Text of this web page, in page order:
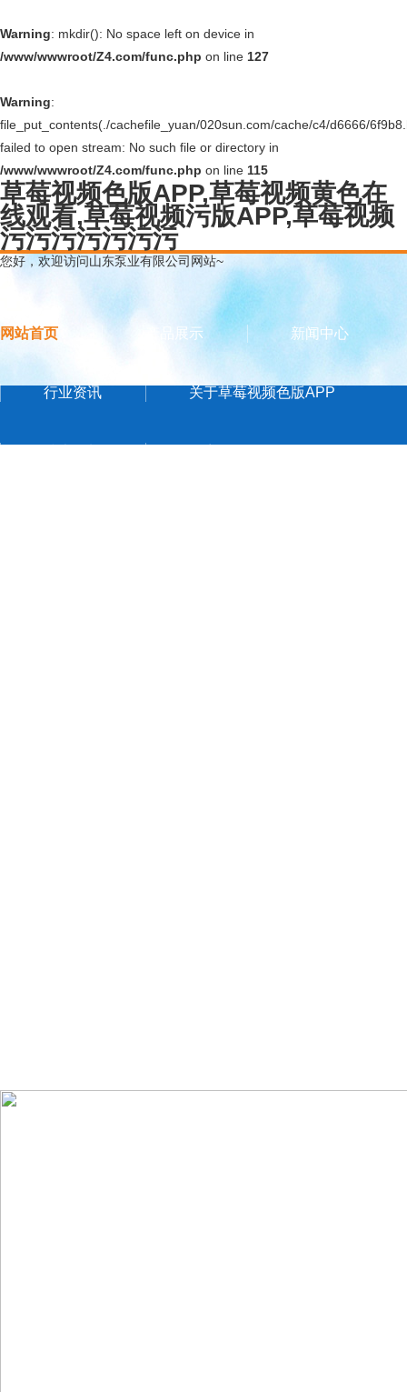
Warning: mkdir(): No space left on device in
/www/wwwroot/Z4.com/func.php on line 127
Warning:
file_put_contents(./cachefile_yuan/020sun.com/cache/c4/d6666/
failed to open stream: No such file or directory in
/www/wwwroot/Z4.com/func.php on line 115
草莓视频色版APP,草莓视频黄色在
线观看,草莓视频污版APP,草莓视频
污污污污污污污
您好，欢迎访问山东泵业有限公司网站~
网站首页 产品展示 新闻中心
行业资讯 关于草莓视频色版APP